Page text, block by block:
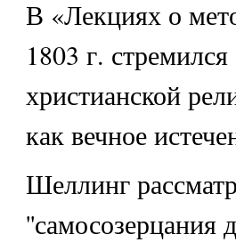
В «Лекциях о
1803 г.
христианской
как вечное
Шеллинг
''самосозерцания